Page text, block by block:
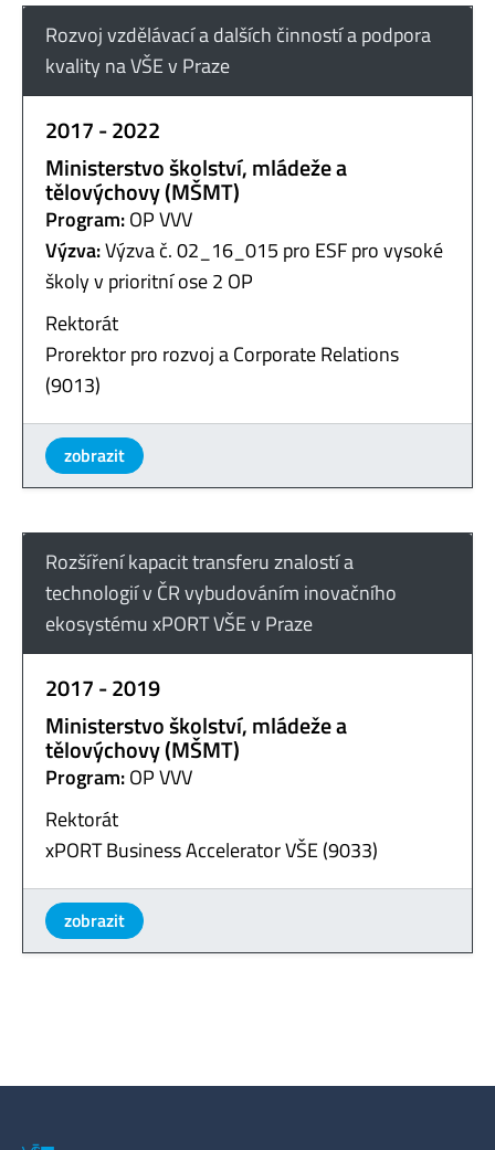
Rozvoj vzdělávací a dalších činností a podpora
kvality na VŠE v Praze
2017 - 2022
Ministerstvo školství, mládeže a
tělovýchovy (MŠMT)
Program:OP VVV
Výzva:Výzva č. 02_16_015 pro ESF pro vysoké
školy v prioritní ose 2 OP
Rektorát
Prorektor pro rozvoj a Corporate Relations
(9013)
zobrazit
Rozšíření kapacit transferu znalostí a
technologií v ČR vybudováním inovačního
ekosystému xPORT VŠE v Praze
2017 - 2019
Ministerstvo školství, mládeže a
tělovýchovy (MŠMT)
Program:OP VVV
Rektorát
xPORT Business Accelerator VŠE (9033)
zobrazit